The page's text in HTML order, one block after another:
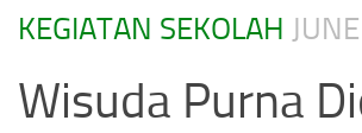
KEGIATAN SEKOLAH
Wisuda Purna